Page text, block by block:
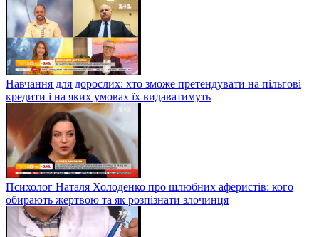
Навчання для дорослих: хто зможе претендувати на пільгові
кредити і на яких умовах їх видаватимуть
Психолог Наталя Холоденко про шлюбних аферистів: кого
обирають жертвою та як розпізнати злочинця